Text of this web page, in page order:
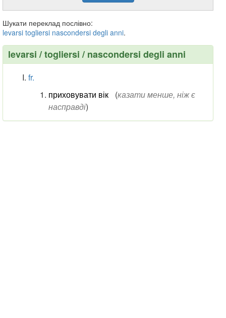
Шукати переклад послівно:
levarsi togliersi nascondersi degli anni.
levarsi / togliersi / nascondersi degli anni
fr.
приховувати вік
(казати менше, ніж є
насправді)